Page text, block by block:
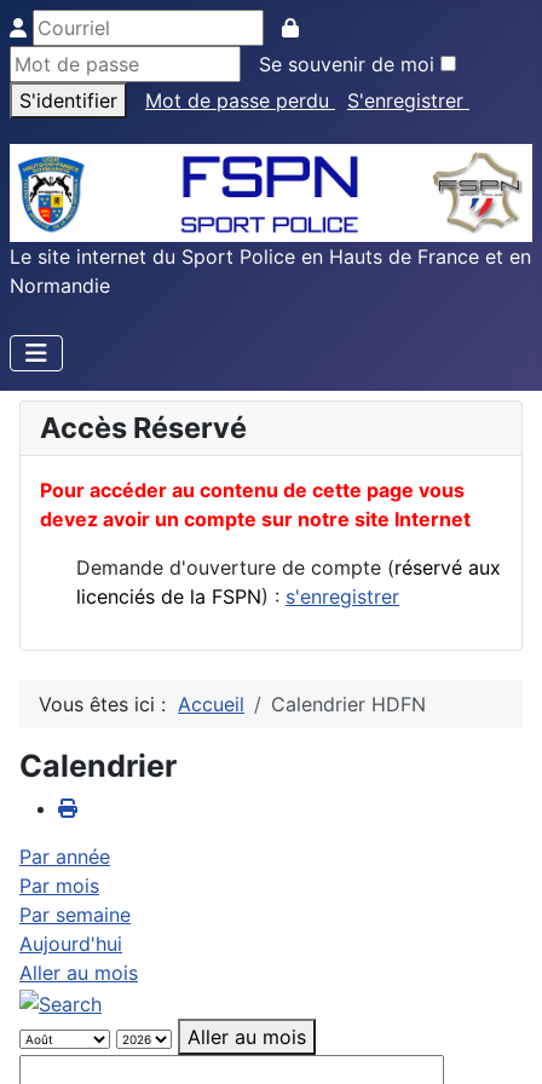
Se souvenir de moi
S'identifier
Mot de passe perdu S'enregistrer
Le site internet du Sport Police en Hauts de France et en
Normandie
Accès Réservé
Pour accéder au contenu de cette page vous
devez avoir un compte sur notre site Internet
Demande d'ouverture de compte (réservé aux
licenciés de la FSPN) : s'enregistrer
Vous êtes ici : Accueil Calendrier HDFN
Calendrier
Par année
Par mois
Par semaine
Aujourd'hui
Aller au mois
Aller au mois